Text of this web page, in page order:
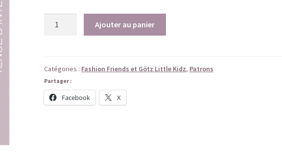
Tenue
d'intérieur
Ajouter au panier
Catégories : Fashion Friends et Götz Little Kidz, Patrons
Partager :
Facebook X